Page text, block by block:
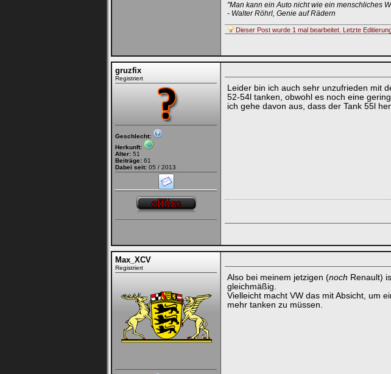
"Man kann ein Auto nicht wie ein menschliches
- Walter Röhrl, Genie auf Rädern
Dieser Post wurde 1 mal bearbeitet. Letzte
gruzfix
Registriert
Geschlecht:
Herkunft:
Alter: 51
Beiträge: 61
Dabei seit: 05 / 2013
Leider bin ich auch sehr unzufrieden mit
52-54l tanken, obwohl es noch eine
ich gehe davon aus, dass der Tank 55l
Max_XCV
Registriert
Also bei meinem jetzigen (noch Renault)
gleichmäßig.
Vielleicht macht VW das mit Absicht, um
mehr tanken zu müssen.